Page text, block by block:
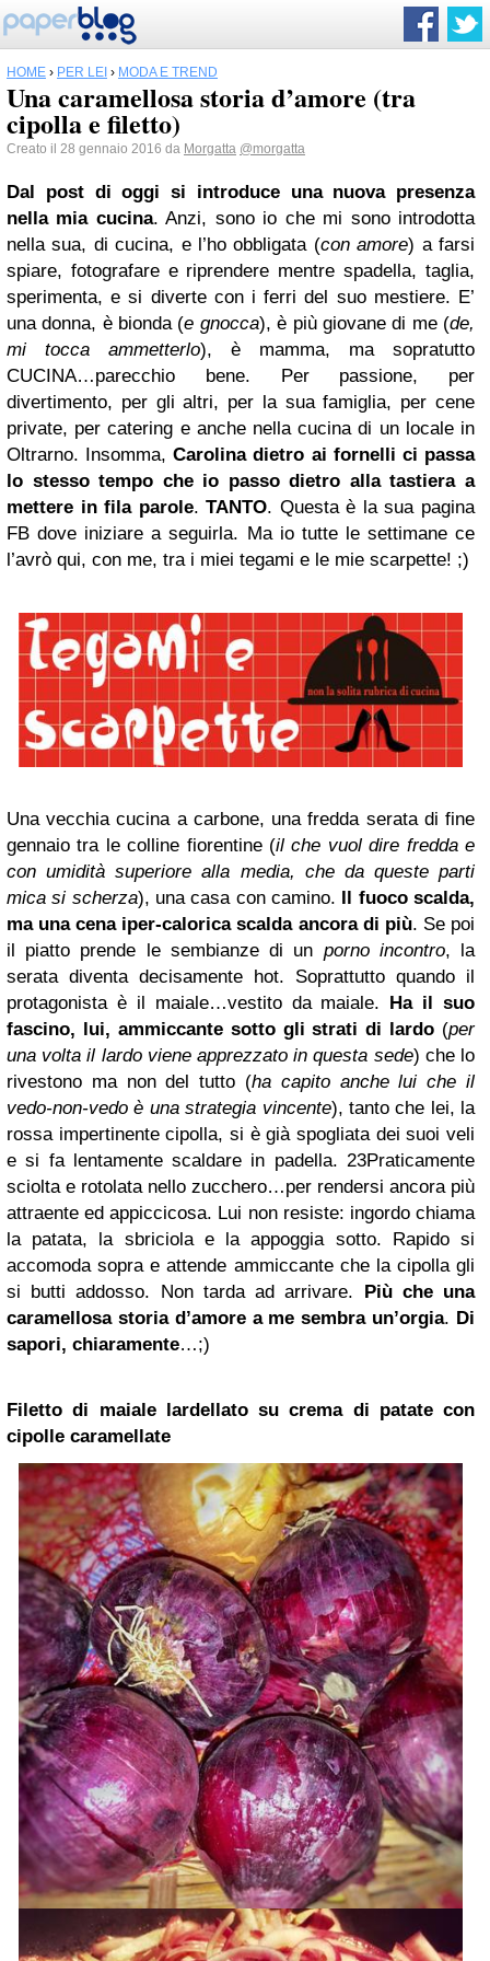
HOME › PER LEI › MODA E TREND
Una caramellosa storia d’amore (tra
cipolla e filetto)
Creato il 28 gennaio 2016 da Morgatta @morgatta
Dal post di oggi si introduce una nuova presenza
nella mia cucina. Anzi, sono io che mi sono introdotta
nella sua, di cucina, e l’ho obbligata (con amore) a farsi
spiare, fotografare e riprendere mentre spadella, taglia,
sperimenta, e si diverte con i ferri del suo mestiere. E’
una donna, è bionda (e gnocca), è più giovane di me (de,
mi tocca ammetterlo), è mamma, ma sopratutto
CUCINA…parecchio bene. Per passione, per
divertimento, per gli altri, per la sua famiglia, per cene
private, per catering e anche nella cucina di un locale in
Oltrarno. Insomma,Carolina dietro ai fornelli ci passa
lo stesso tempo che io passo dietro alla tastiera a
mettere in fila parole.TANTO. Questa è la sua pagina
FB dove iniziare a seguirla. Ma io tutte le settimane ce
l’avrò qui, con me, tra i miei tegami e le mie scarpette! ;)
Una vecchia cucina a carbone, una fredda serata di fine
gennaio tra le colline fiorentine (il che vuol dire fredda e
con umidità superiore alla media, che da queste parti
mica si scherza), una casa con camino.
l fuoco scalda,
ma una cena iper-calorica scalda ancora di più. Se poi
il piatto prende le sembianze di un porno incontro, la
serata diventa decisamente hot. Soprattutto quando il
protagonista è il maiale…vestito da maiale. Ha il suo
fascino, lui, ammiccante sotto gli strati di lardo (per
una volta il lardo viene apprezzato in questa sede) che lo
rivestono ma non del tutto (ha capito anche lui che il
vedo-non-vedo è una strategia vincente), tanto che lei, la
rossa impertinente cipolla, si è già spogliata dei suoi veli
e si fa lentamente scaldare in padella. 23Praticamente
sciolta e rotolata nello zucchero…per rendersi ancora più
attraente ed appiccicosa. Lui non resiste: ingordo chiama
la patata, la sbriciola e la appoggia sotto. Rapido si
accomoda sopra e attende ammiccante che la cipolla gli
si butti addosso. Non tarda ad arrivare.
Più che una
caramellosa storia d’amore a me sembra un’orgia. Di
sapori, chiaramente…;)
Filetto di maiale lardellato su crema di patate con
cipolle caramellate